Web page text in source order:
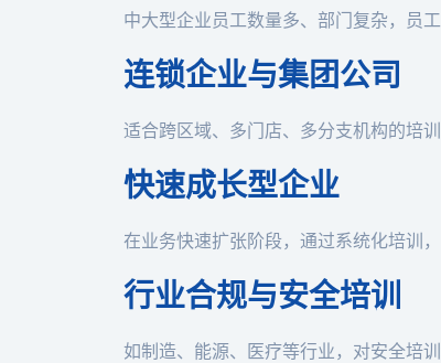
中大型企业员工数量多、部门复杂，员
连锁企业与集团公司
适合跨区域、多门店、多分支机构的培
快速成长型企业
在业务快速扩张阶段，通过系统化培训
行业合规与安全培训
如制造、能源、医疗等行业，对安全培